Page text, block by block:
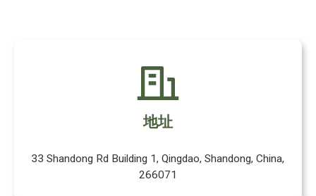
地址
33 Shandong Rd Building 1, Qingdao, Shandong, China,
266071